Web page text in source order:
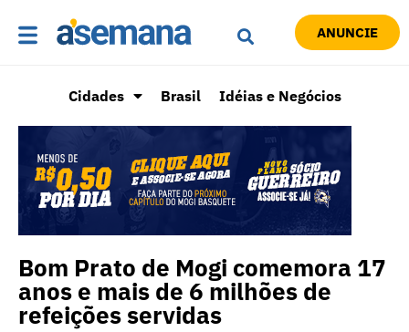
ANUNCIE
Cidades Brasil Idéias e Negócios
Bom Prato de Mogi comemora 17
anos e mais de 6 milhões de
refeições servidas